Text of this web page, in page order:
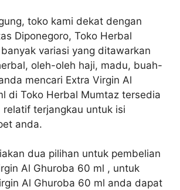
toko kami dekat dengan
Diponegoro, Toko Herbal
variasi yang ditawarkan
oleh-oleh haji, madu, buah-
mencari Extra Virgin Al
di Toko Herbal Mumtaz tersedia
relatif terjangkau untuk isi
anda.
dua pilihan untuk pembelian
Al Ghuroba 60 ml , untuk
Al Ghuroba 60 ml anda dapat